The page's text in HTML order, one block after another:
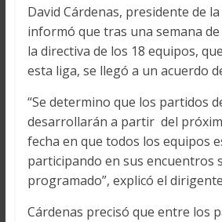
David Cárdenas, presidente de
informó que tras una semana
la directiva de los 18 equipos,
esta liga, se llegó a un acuerdo
“Se determino que los partidos
desarrollarán a partir del
fecha en que todos los equipos
participando en sus encuentros
programado”, explicó el
Cárdenas precisó que entre los